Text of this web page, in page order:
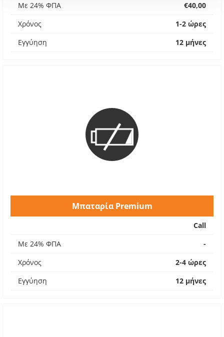
Με 24% ΦΠΑ
€40,00
Χρόνος
1-2 ώρες
Εγγύηση
12 μήνες
Μπαταρία Premium
Call
Με 24% ΦΠΑ
-
Χρόνος
2-4 ώρες
Εγγύηση
12 μήνες